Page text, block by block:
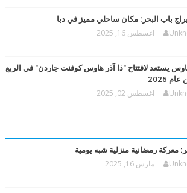
باب البحر: مكان ساحلي مميز في دبا
اغسطس 16, 2025
يستعد لافتتاح "ذا آذر هاوس كوفنت جاردن" في الربع
2026
اغسطس 02, 2025
معركة رمضانية منزلية شبه يومية
مارس 16, 2025